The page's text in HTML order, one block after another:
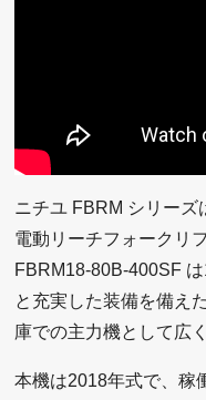
ニチユ FBRM シリーズ
電動リーチフォークリ
FBRM18-80B-400SF
と充実した装備を備え
庫での主力機として広
本機は2018年式で、稼